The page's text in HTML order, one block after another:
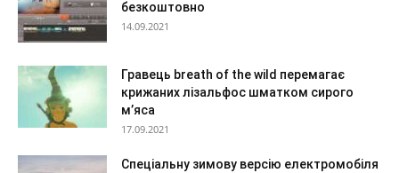
безкоштовно
14.09.2021
Гравець breath of the wild перемагає
крижаних лізальфос шматком сирого
м’яса
17.09.2021
Спеціальну зимову версію електромобіля